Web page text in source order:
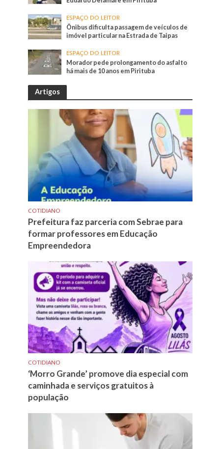
ESPAÇO DO LEITOR
Ônibus dificulta passagem de veículos de
imóvel particular na Estrada de Taipas
ESPAÇO DO LEITOR
Morador pede prolongamento do asfalto
há mais de 10 anos em Pirituba
Artigos
COTIDIANO
Prefeitura faz parceria com Sebrae para
formar professores em Educação
Empreendedora
COTIDIANO
‘Morro Grande’ promove dia especial com
caminhada e serviços gratuitos à
população